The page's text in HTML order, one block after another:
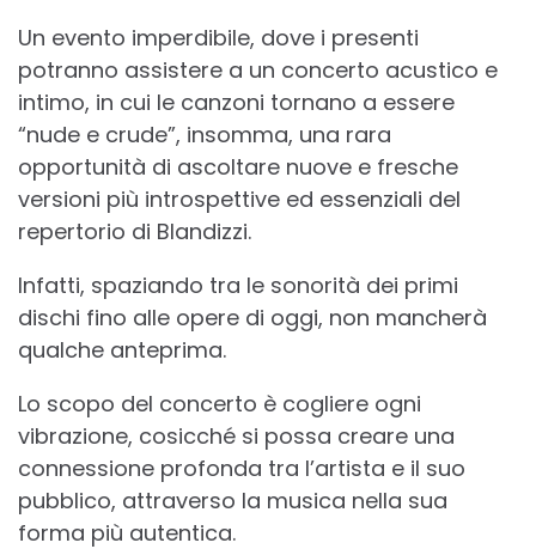
Un evento imperdibile, dove i presenti
potranno assistere a un concerto acustico e
intimo, in cui le canzoni tornano a essere
“nude e crude”, insomma, una rara
opportunità di ascoltare nuove e fresche
versioni più introspettive ed essenziali del
repertorio di Blandizzi.
Infatti, spaziando tra le sonorità dei primi
dischi fino alle opere di oggi, non mancherà
qualche anteprima.
Lo scopo del concerto è cogliere ogni
vibrazione, cosicché si possa creare una
connessione profonda tra l’artista e il suo
pubblico, attraverso la musica nella sua
forma più autentica.